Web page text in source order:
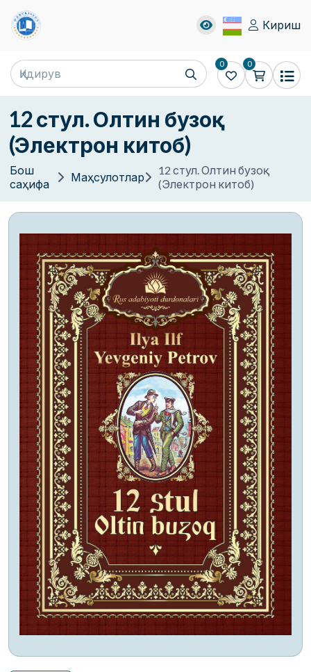
Кириш
0 0
12 стул. Олтин бузоқ
(Электрон китоб)
Бош
саҳифа
Маҳсулотлар
12 стул. Олтин бузоқ
(Электрон китоб)